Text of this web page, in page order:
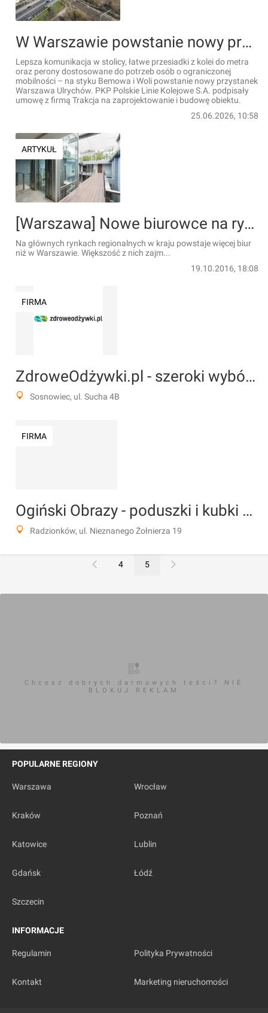
W Warszawie powstanie nowy przystanek kolejowy
Lepsza komunikacja w stolicy, łatwe przesiadki z kolei do metra
oraz perony dostosowane do potrzeb osób o ograniczonej
mobilności – na styku Bemowa i Woli powstanie nowy przystanek
Warszawa Ulrychów. PKP Polskie Linie Kolejowe S.A. podpisały
umowę z firmą Trakcja na zaprojektowanie i budowę obiektu.
25.06.2026, 10:58
ARTYKUŁ
[Warszawa] Nowe biurowce na rynkach regionalnych
Na głównych rynkach regionalnych w kraju powstaje więcej biur
niż w Warszawie. Większość z nich zajm...
19.10.2016, 18:08
FIRMA
ZdroweOdżywki.pl - szeroki wybór suplementów nie tylko dla sportowców
Sosnowiec, ul. Sucha 4B
FIRMA
Ogiński Obrazy - poduszki i kubki z rysunkami
Radzionków, ul. Nieznanego Żołnierza 19
4 5
Chcesz dobrych darmowych teści? NIE
BLOKUJ REKLAM
POPULARNE REGIONY
Warszawa Wrocław
Kraków Poznań
Katowice Lublin
Gdańsk Łódź
Szczecin
INFORMACJE
Regulamin Polityka Prywatności
Kontakt Marketing nieruchomości